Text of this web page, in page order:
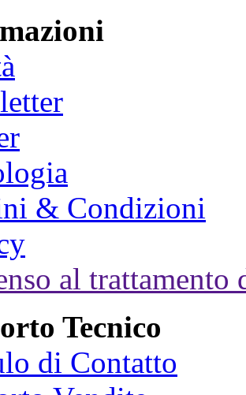
& Condizioni
al trattamento
Tecnico
di Contatto